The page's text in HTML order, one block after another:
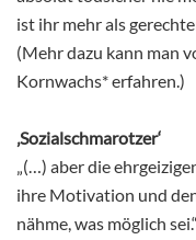
ist ihr mehr als
(Mehr dazu kann man
Kornwachs* erfahren.)
‚Sozialschmarotzer‘
„(…) aber die
ihre Motivation und
nähme, was möglich